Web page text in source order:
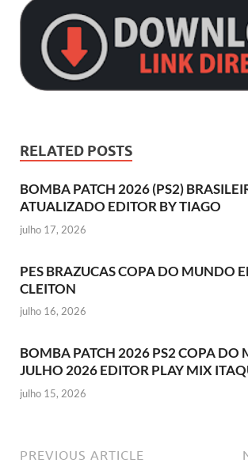
RELATED POSTS
BOMBA PATCH 2026 (PS2)
ATUALIZADO EDITOR BY TIAGO
julho 17, 2026
PES BRAZUCAS COPA DO MUNDO
CLEITON
julho 16, 2026
BOMBA PATCH 2026 PS2 COPA DO
JULHO 2026 EDITOR PLAY MIX
julho 15, 2026
PREVIOUS ARTICLE